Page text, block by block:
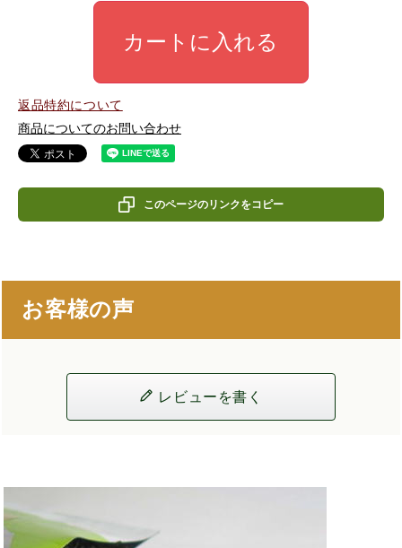
カートに入れる
返品特約について
商品についてのお問い合わせ
このページのリンクをコピー
お客様の声
レビューを書く